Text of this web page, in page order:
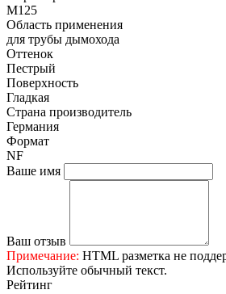
М125
Область применения
для трубы дымохода
Оттенок
Пестрый
Поверхность
Гладкая
Страна производитель
Германия
Формат
NF
Ваше имя
Ваш отзыв
Примечание: HTML разметка не
Используйте обычный текст.
Рейтинг